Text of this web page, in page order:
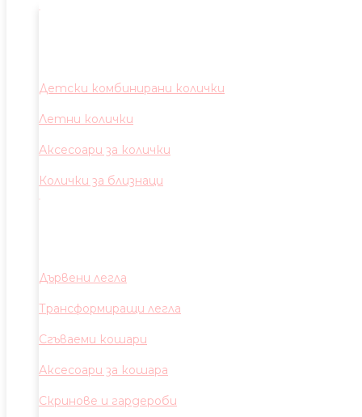
Детски комбинирани колички
Летни колички
Аксесоари за колички
Колички за близнаци
Дървени легла
Трансформиращи легла
Сгъваеми кошари
Аксесоари за кошара
Скринове и гардероби